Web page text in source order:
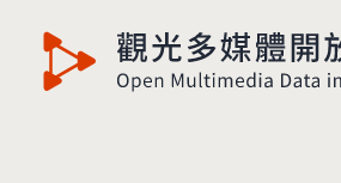
觀光多媒體開放資料